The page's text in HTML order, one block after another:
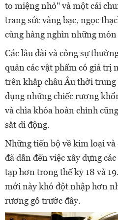
to miệng nhỏ" và một cái
trang sức vàng bạc, ngọc
cùng hàng nghìn những món
Các lâu đài và công sự
quản các vật phẩm có giá trị
trên khắp châu Âu thời trung
dụng những chiếc rương
và chìa khóa hoàn chỉnh
sắt di động.
Những tiến bộ về kim loại và
đã dẫn đến việc xây dựng
tạp hơn trong thế kỷ 18 và
mới này khó đột nhập hơn
rương gỗ trước đây.